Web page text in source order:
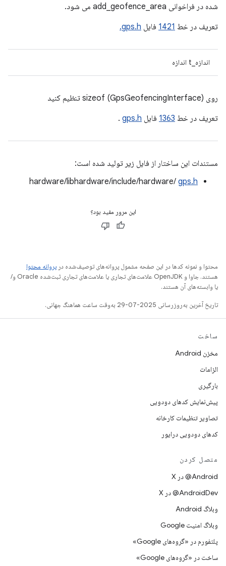
شده در فراخوانی add_geofence_area می شود.
تعریف در خط 1421 فایل gps.h.
اندازه_t اندازه
روی sizeof (GpsGeofencingInterface) تنظیم کنید
تعریف در خط 1363 فایل gps.h
.
مستندات این ساختار از فایل زیر تولید شده است:
hardware/libhardware/include/hardware/ gps.h
این مرور مفید بود؟
محتوا و نمونه کدها در این صفحه مشمول پروانه‌های توصیف‌شده در پروانه محتوا
هستند. جاوا و OpenJDK علامت‌های تجاری یا علامت‌های تجاری ثبت‌شده Oracle و/
یا وابسته‌های آن هستند.
تاریخ آخرین به‌روزرسانی 2025-07-29 به‌وقت ساعت هماهنگ جهانی.
ساخت
مخزن Android
الزامات
بارگیری
پیش‌نمایش کدهای دودویی
تصاویر تنظیمات کارخانه
کدهای دودویی درایور
متصل کردن
‫‎@Android در X
‫‎@AndroidDev در X
وبلاگ Android
وبلاگ امنیت Google
پلتفورم در «گروه‌های Google»
ساخت در «گروه‌های Google»